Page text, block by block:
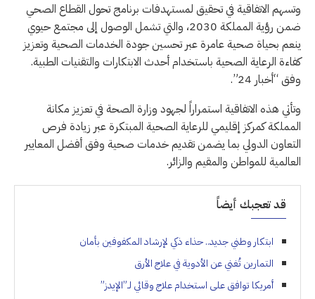
وتسهم الاتفاقية في تحقيق لمستهدفات برنامج تحول القطاع الصحي
ضمن رؤية المملكة 2030، والتي تشمل الوصول إلى مجتمع حيوي
ينعم بحياة صحية عامرة عبر تحسين جودة الخدمات الصحية وتعزيز
كفاءة الرعاية الصحية باستخدام أحدث الابتكارات والتقنيات الطبية.
وفق “أخبار 24”.
وتأتي هذه الاتفاقية استمراراً لجهود وزارة الصحة في تعزيز مكانة
المملكة كمركز إقليمي للرعاية الصحية المبتكرة عبر زيادة فرص
التعاون الدولي بما يضمن تقديم خدمات صحية وفق أفضل المعايير
العالمية للمواطن والمقيم والزائر.‫
قد تعجبك أيضاً
ابتكار وطني جديد.. حذاء ذكي لإرشاد المكفوفين بأمان
التمارين تُغني عن الأدوية في علاج الأرق
أمريكا توافق على استخدام علاج وقائي لـ”الإيدز”